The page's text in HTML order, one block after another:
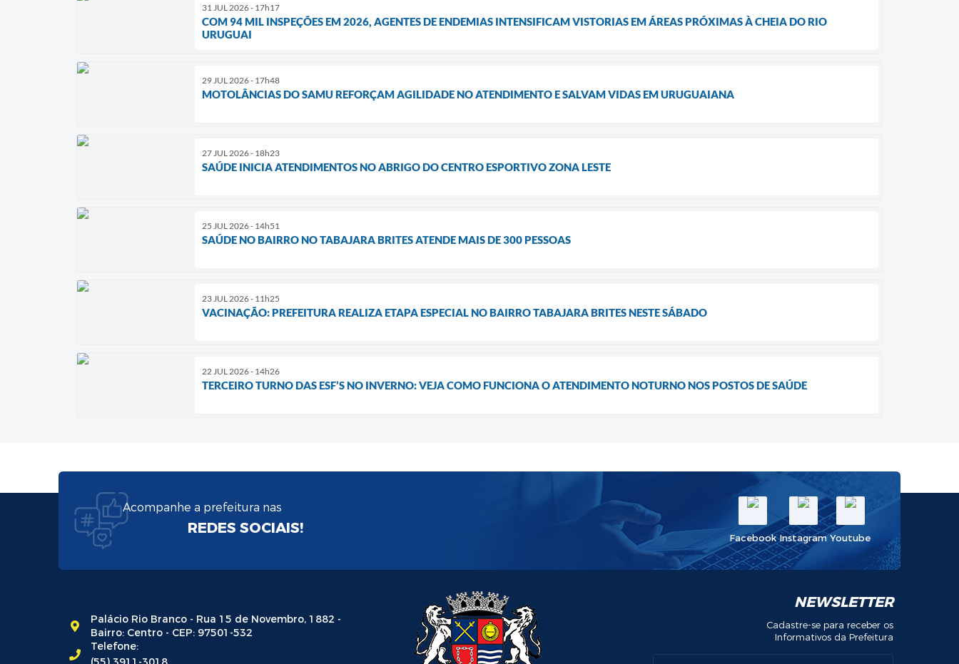
31 JUL 2026 - 17h17
COM 94 MIL INSPEÇÕES EM 2026, AGENTES DE ENDEMIAS INTENSIFICAM VISTORIAS EM ÁREAS PRÓXIMAS À CHEIA DO RIO
URUGUAI
29 JUL 2026 - 17h48
MOTOLÂNCIAS DO SAMU REFORÇAM AGILIDADE NO ATENDIMENTO E SALVAM VIDAS EM URUGUAIANA
27 JUL 2026 - 18h23
SAÚDE INICIA ATENDIMENTOS NO ABRIGO DO CENTRO ESPORTIVO ZONA LESTE
25 JUL 2026 - 14h51
SAÚDE NO BAIRRO NO TABAJARA BRITES ATENDE MAIS DE 300 PESSOAS
23 JUL 2026 - 11h25
VACINAÇÃO: PREFEITURA REALIZA ETAPA ESPECIAL NO BAIRRO TABAJARA BRITES NESTE SÁBADO
22 JUL 2026 - 14h26
TERCEIRO TURNO DAS ESF’S NO INVERNO: VEJA COMO FUNCIONA O ATENDIMENTO NOTURNO NOS POSTOS DE SAÚDE
Acompanhe a prefeitura nas
REDES SOCIAIS!
Facebook Instagram Youtube
Palácio Rio Branco - Rua 15 de Novembro, 1882 -
Bairro: Centro - CEP: 97501-532
Telefone:
NEWSLETTER
Cadastre-se para receber os
Informativos da Prefeitura